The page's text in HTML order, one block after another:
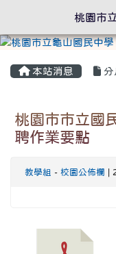
本站消息 分
桃園市市立國
聘作業要點
教學組 - 校園公佈欄 |
桃園市